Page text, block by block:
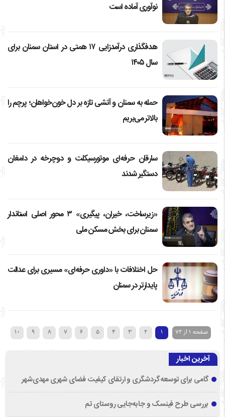
نوآوری آماده است
هدفگذاری درآمدزایی ۱۷ همتی در استان سمنان برای
سال ۱۴۰۵
حمله به سمنان و آتشی تازه بر دل خون‌خواهان؛ پرچم را
بالاتر می‌بریم
سارقان حرفه‌ای موتورسیکلت و دوچرخه در دامغان
دستگیر شدند
«زیرساخت، خیران، پیگیری» ۳ محور اصلی استاندار
سمنان برای بخش مسکن ملی
حل اختلافات با «داوری حرفه‌ای» مسیری برای عدالت
پایدارتر در سمنان
صفحه ۱ از ۷۲ ۱ ۲ ۳ ۴ ۵ ۶ ۷ ۸ ۹ ۱۰
آخرین اخبار
گامی برای توسعه گردشگری و ارتقای کیفیت فضای شهری مهدی‌شهر
بررسی طرح فینسک و جابه‌جایی روستای تم